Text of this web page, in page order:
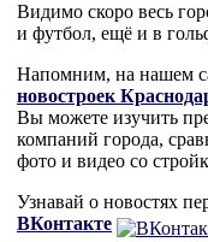
Видимо скоро весь
и футбол, ещё и в
Напомним, на нашем
новостроек
Вы можете изучить
компаний города,
фото и видео со
Узнавай о новостях
ВКонтакте